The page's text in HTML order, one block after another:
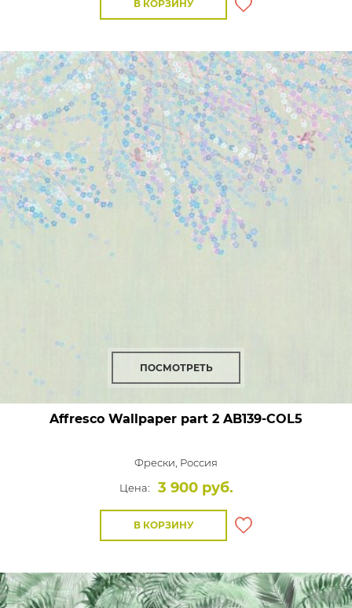
В КОРЗИНУ
ПОСМОТРЕТЬ
Affresco Wallpaper part 2 AB139-COL5
Фрески, Россия
Цена:
3 900 руб.
В КОРЗИНУ